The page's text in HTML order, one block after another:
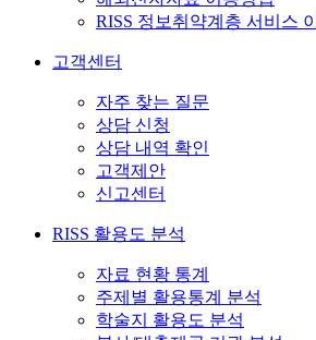
RISS 정보취약계층 서비스
고객센터
자주 찾는 질문
상담 신청
상담 내역 확인
고객제안
신고센터
RISS 활용도 분석
자료 현황 통계
주제별 활용통계 분석
학술지 활용도 분석